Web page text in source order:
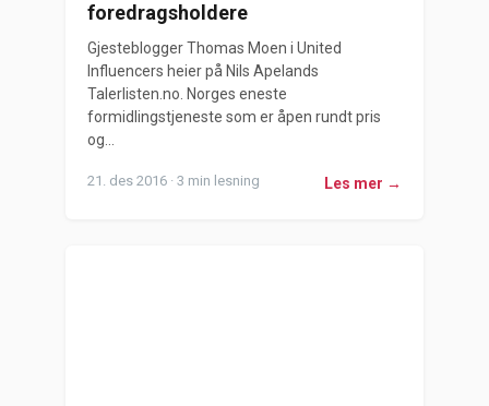
foredragsholdere
Gjesteblogger Thomas Moen i United
Influencers heier på Nils Apelands
Talerlisten.no. Norges eneste
formidlingstjeneste som er åpen rundt pris
og...
21. des 2016 · 3 min lesning Les mer →